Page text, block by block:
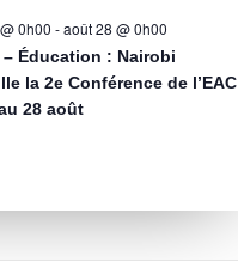
0h00 -août 28 @ 0h00
– Éducation : Nairobi
la 2e Conférence de l’EAC
28 août